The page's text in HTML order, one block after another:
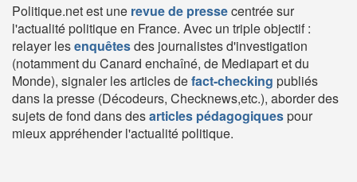
Politique.net est une revue de pressecentrée sur
l'actualité politique en France. Avec un triple objectif :
relayer lesenquêtesdes journalistes d'investigation
(notamment du Canard enchaîné, de Mediapart et du
Monde), signaler les articles defact-checking publiés
dans la presse (Décodeurs, Checknews,etc.), aborder des
sujets de fond dans desarticles pédagogiquespour
mieux appréhender l'actualité politique.